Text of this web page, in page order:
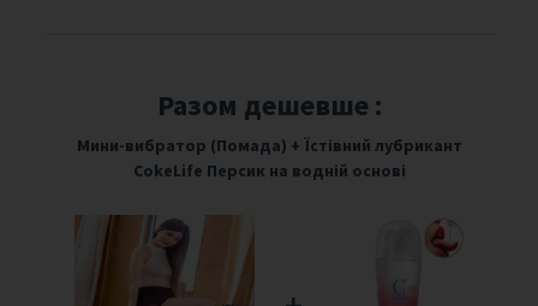
Разом дешевше :
Мини-вибратор (Помада) + Їстівний лубрикант
CokeLife Персик на водній основі